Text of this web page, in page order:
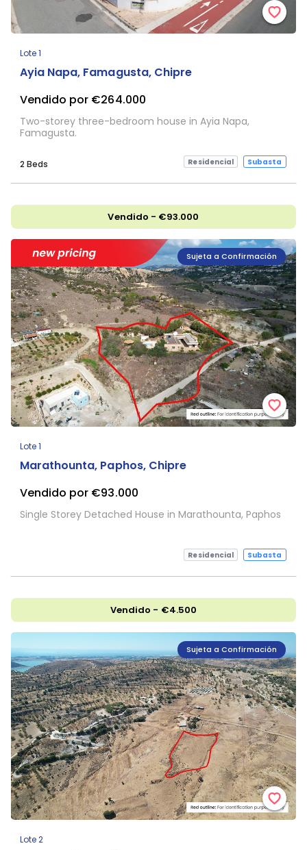
Lote 1
Ayia Napa, Famagusta, Chipre
Vendido por €264.000
Two-storey three-bedroom house in Ayia Napa,
Famagusta.
2 Beds Residencial Subasta
Vendido - €93.000
Sujeta a Confirmación
Lote 1
Marathounta, Paphos, Chipre
Vendido por €93.000
Single Storey Detached House in Marathounta, Paphos
Residencial Subasta
Vendido - €4.500
Sujeta a Confirmación
Lote 2